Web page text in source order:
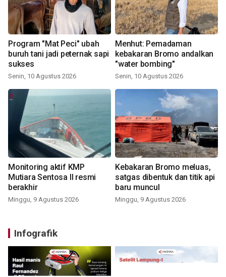
Program "Mat Peci" ubah
buruh tani jadi peternak sapi
sukses
Senin, 10 Agustus 2026
Menhut: Pemadaman
kebakaran Bromo andalkan
"water bombing"
Senin, 10 Agustus 2026
Monitoring aktif KMP
Mutiara Sentosa II resmi
berakhir
Minggu, 9 Agustus 2026
Kebakaran Bromo meluas,
satgas dibentuk dan titik api
baru muncul
Minggu, 9 Agustus 2026
Infografik